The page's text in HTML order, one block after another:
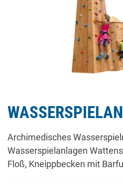
Archimedisches
Wasserspielanlagen
Floß, Kneippbecken mit